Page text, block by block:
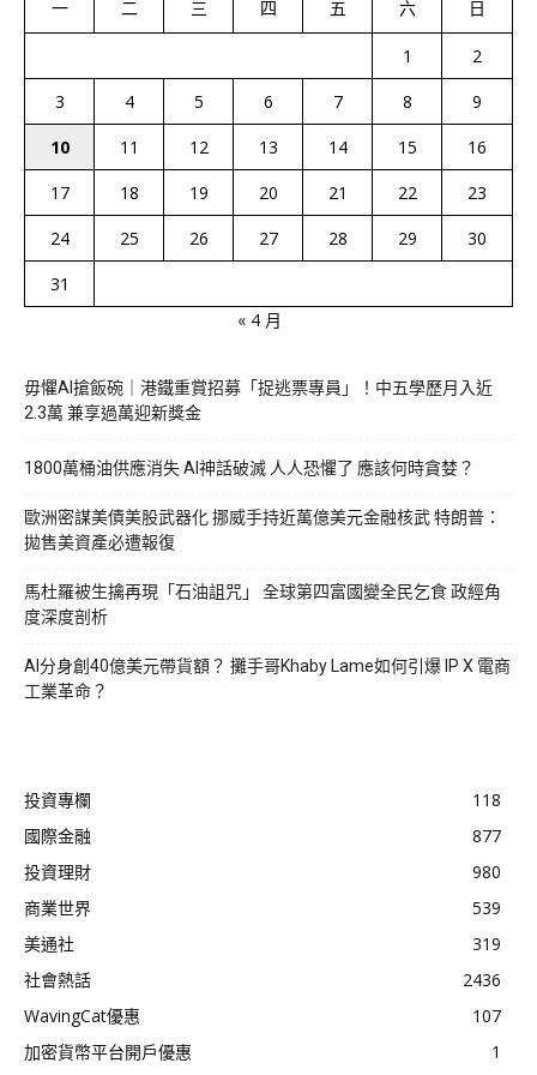
一 二 三 四 五 六 日
1
2
3
4 5 6 7 8
9
10
11 12 13 14 15
16
17
18 19 20 21 22
23
24
25 26 27 28 29
30
31
« 4 月
毋懼AI搶飯碗｜港鐵重賞招募「捉逃票專員」！中五學歷月入近
2.3萬 兼享過萬迎新獎金
1800萬桶油供應消失 AI神話破滅 人人恐懼了 應該何時貪婪？
歐洲密謀美債美股武器化 挪威手持近萬億美元金融核武 特朗普：
拋售美資產必遭報復
馬杜羅被生擒再現「石油詛咒」 全球第四富國變全民乞食 政經角
度深度剖析
AI分身創40億美元帶貨額？ 攤手哥Khaby Lame如何引爆 IP X 電商
工業革命？
投資專欄
118
國際金融
877
投資理財
980
商業世界
539
美通社
319
社會熱話
2436
WavingCat優惠
107
加密貨幣平台開戶優惠
1